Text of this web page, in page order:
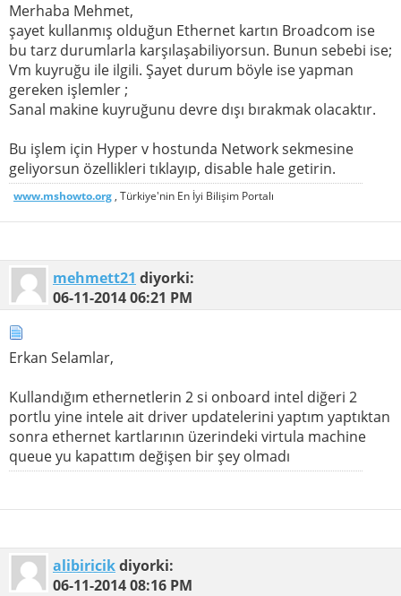
Merhaba Mehmet,
şayet kullanmış olduğun Ethernet kartın Broadcom ise
bu tarz durumlarla karşılaşabiliyorsun. Bunun sebebi ise;
Vm kuyruğu ile ilgili. Şayet durum böyle ise yapman
gereken işlemler ;
Sanal makine kuyruğunu devre dışı bırakmak olacaktır.
Bu işlem için Hyper v hostunda Network sekmesine
geliyorsun özellikleri tıklayıp, disable hale getirin.
www.mshowto.org , Türkiye'nin En İyi Bilişim Portalı
mehmett21 diyorki:
06-11-201406:21 PM
Erkan Selamlar,
Kullandığım ethernetlerin 2 si onboard intel diğeri 2
portlu yine intele ait driver updatelerini yaptım yaptıktan
sonra ethernet kartlarının üzerindeki virtula machine
queue yu kapattım değişen bir şey olmadı
alibiricikdiyorki:
06-11-201408:16 PM